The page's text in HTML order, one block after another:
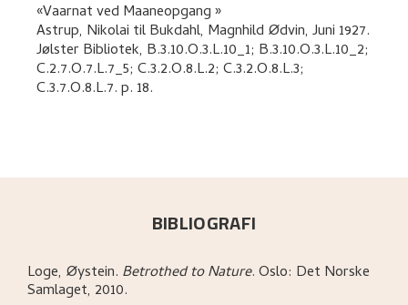
Vaarnat ved Maaneopgang
Astrup, Nikolai tilBukdahl, Magnhild Ødvin, Juni 1927.
Jølster Bibliotek, B.3.10.O.3.L.10_1; B.3.10.O.3.L.10_2;
C.2.7.O.7.L.7_5; C.3.2.O.8.L.2; C.3.2.O.8.L.3;
C.3.7.O.8.L.7.p. 18.
BIBLIOGRAFI
Loge, Øystein. Betrothed to Nature.Oslo: Det Norske
Samlaget, 2010.